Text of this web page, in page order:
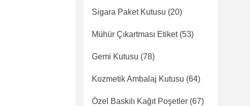
Sigara Paket Kutusu (20)
Mühür Çıkartması Etiket(53)
Gemi Kutusu (78)
Kozmetik Ambalaj Kutusu (64)
Özel Baskılı Kağıt Poşetler (67)